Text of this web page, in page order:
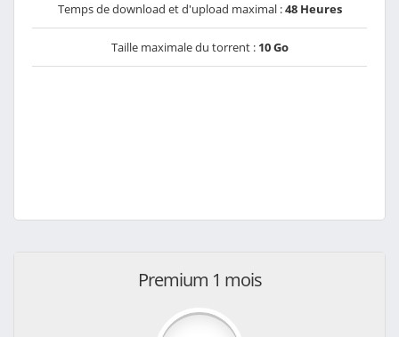
Temps de download et d'upload maximal :48 Heures
Taille maximale du torrent : 10 Go
Premium 1 mois